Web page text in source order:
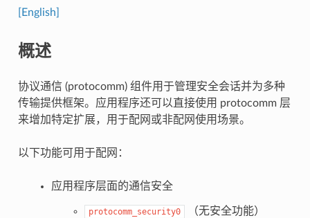
[English]
概述
协议通信 (protocomm) 组件用于管理安全会话并为多种
传输提供框架。应用程序还可以直接使用 protocomm 层
来增加特定扩展，用于配网或非配网使用场景。
以下功能可用于配网：
应用程序层面的通信安全
protocomm_security0 （无安全功能）